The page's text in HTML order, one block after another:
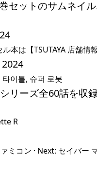
セットのサムネイ
本は【TSUTAYA 店舗情報
이틀, 슈퍼 로봇
リーズ全60話を収
R
コン · Next: セイバー